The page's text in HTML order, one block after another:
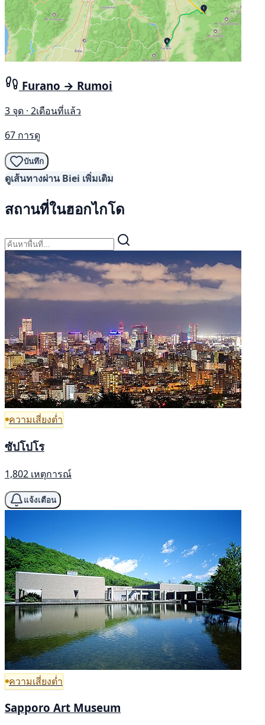
Furano → Rumoi
3 จุด · 2เดือนที่แล้ว
67 การดู
บันทึก
ดูเส้นทางผ่าน Biei เพิ่มเติม
สถานที่ในฮอกไกโด
ความเสี่ยงต่ำ
ซัปโปโร
1,802 เหตุการณ์
แจ้งเตือน
ความเสี่ยงต่ำ
Sapporo Art Museum